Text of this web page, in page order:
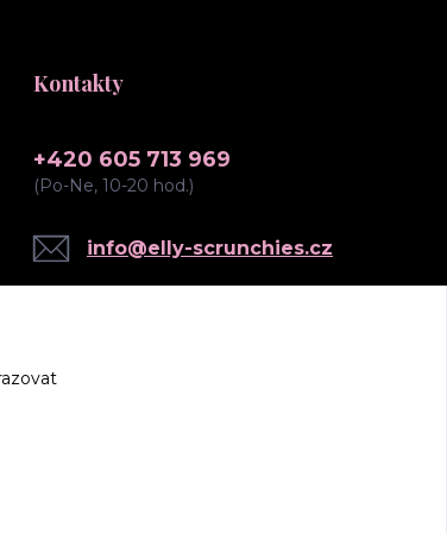
Kontakty
+420 605 713 969
(Po-Ne, 10-20 hod.)
info@elly-scrunchies.cz